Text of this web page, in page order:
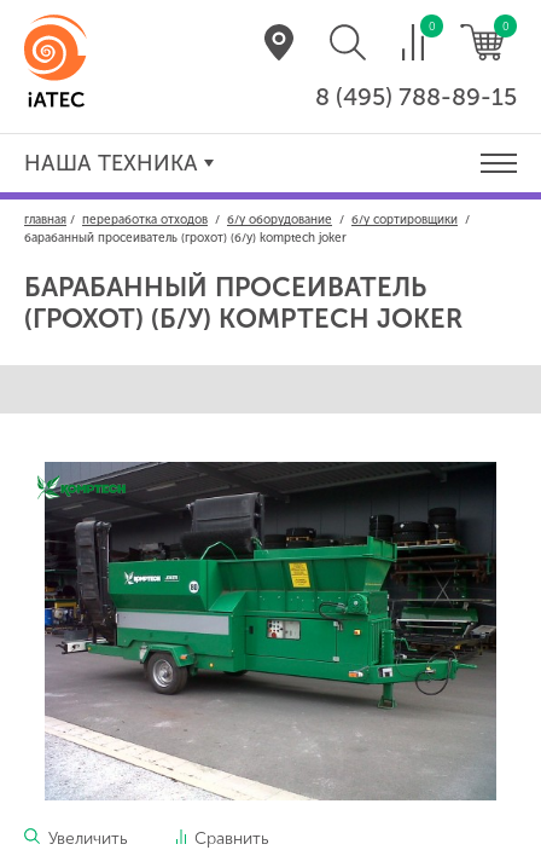
0 0
8 (495) 788-89-15
НАША ТЕХНИКА
главная / переработка отходов / б/у оборудование / б/у сортировщики /
барабанный просеиватель (грохот) (б/у) komptech joker
БАРАБАННЫЙ ПРОСЕИВАТЕЛЬ
(ГРОХОТ) (Б/У) KOMPTECH JOKER
Увеличить Сравнить